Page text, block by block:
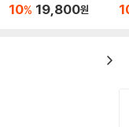
10% 19,800원